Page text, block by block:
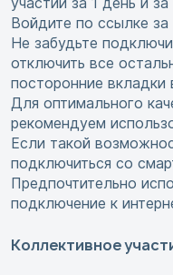
Войдите по ссылке
Не забудьте
отключить все
посторонние вкладки
Для оптимального
рекомендуем
Если такой
подключиться со
Предпочтительно
подключение к
Коллективное